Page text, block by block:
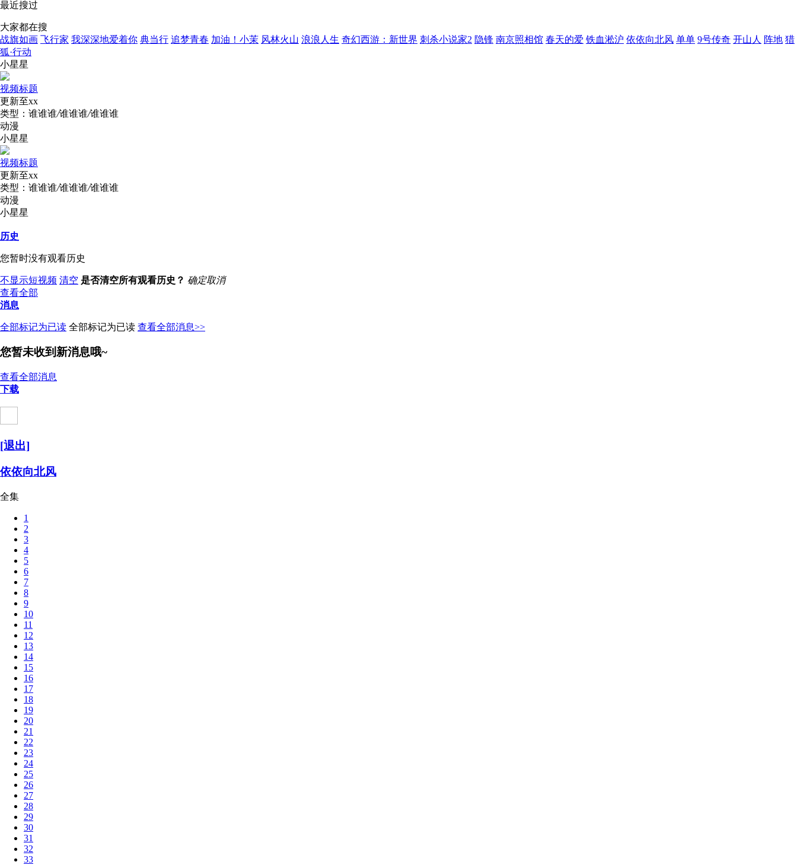
最近搜过
大家都在搜
战旗如画 飞行家 我深深地爱着你 典当行 追梦青春 加油！小茉 风林火山 浪浪人生 奇幻西游：新世界 刺杀小说家2 隐锋 南京照相馆 春天的爱 铁血淞沪 依依向北风 单单 9号传奇 开山人 阵地 猎
狐·行动
小星星
视频标题
更新至xx
类型： 谁谁谁/谁谁谁/谁谁谁
动漫
小星星
视频标题
更新至xx
类型： 谁谁谁/谁谁谁/谁谁谁
动漫
小星星
历史
您暂时没有观看历史
不显示短视频 清空 是否清空所有观看历史？ 确定取消
查看全部
消息
全部标记为已读 全部标记为已读 查看全部消息>>
您暂未收到新消息哦~
查看全部消息
下载
[退出]
依依向北风
全集
1
2
3
4
5
6
7
8
9
10
11
12
13
14
15
16
17
18
19
20
21
22
23
24
25
26
27
28
29
30
31
32
33